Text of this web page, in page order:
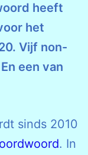
heeft
het
Vijf non-
een van
sinds 2010
. In